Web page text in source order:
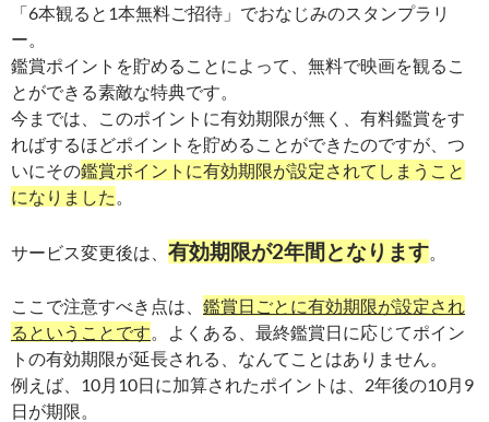
「6本観ると1本無料ご招待」でおなじみのスタンプラリ
ー。
鑑賞ポイントを貯めることによって、無料で映画を観るこ
とができる素敵な特典です。
今までは、このポイントに有効期限が無く、有料鑑賞をす
ればするほどポイントを貯めることができたのですが、つ
いにその鑑賞ポイントに有効期限が設定されてしまうこと
になりました
サービス変更後は、 有効期限が2年間となります
ここで注意すべき点は、 鑑賞日ごとに有効期限が設定され
るということです 。よくある、最終鑑賞日に応じてポイン
トの有効期限が延長される、なんてことはありません。
例えば、10月10日に加算されたポイントは、2年後の10月9
日が期限。